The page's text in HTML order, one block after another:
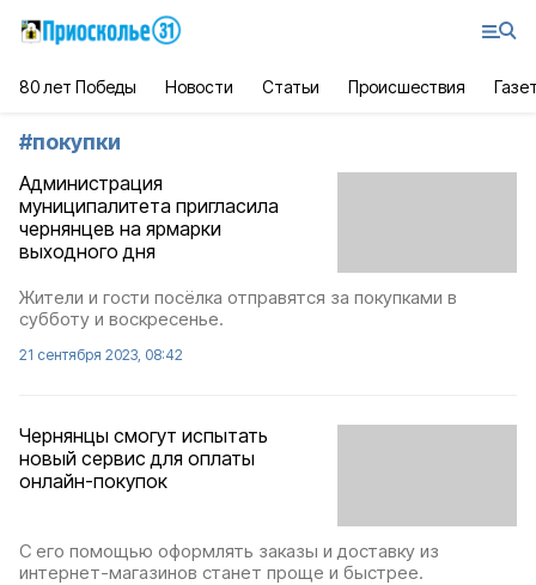
80 лет Победы Новости Статьи Происшествия
#покупки
Администрация
муниципалитета пригласила
чернянцев на ярмарки
выходного дня
Жители и гости посёлка отправятся за покупками в
субботу и воскресенье.
21 сентября 2023, 08:42
Чернянцы смогут испытать
новый сервис для оплаты
онлайн-покупок
С его помощью оформлять заказы и доставку из
интернет-магазинов станет проще и быстрее.